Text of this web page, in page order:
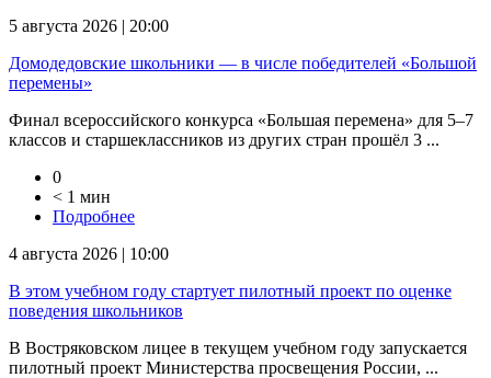
5 августа 2026 | 20:00
Домодедовские школьники — в числе победителей «Большой
перемены»
Финал всероссийского конкурса «Большая перемена» для 5–7
классов и старшеклассников из других стран прошёл 3 ...
0
< 1 мин
Подробнее
4 августа 2026 | 10:00
В этом учебном году стартует пилотный проект по оценке
поведения школьников
В Востряковском лицее в текущем учебном году запускается
пилотный проект Министерства просвещения России, ...